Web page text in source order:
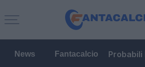
News Fantacalcio Probabili